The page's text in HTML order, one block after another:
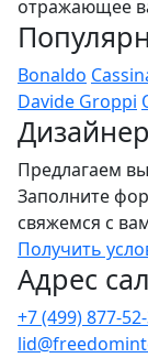
отражающее
Bonaldo
Davide Groppi
Предлагаем
Заполните
свяжемся с
Получить
Адрес
+7 (499) 877-